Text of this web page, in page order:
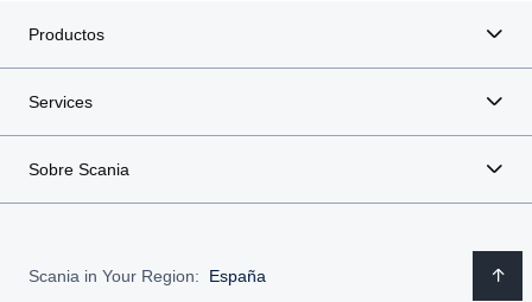
Productos
Services
Sobre Scania
Scania in Your Region: España